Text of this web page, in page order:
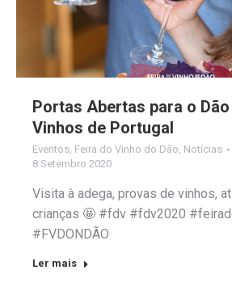
Portas Abertas para o
Vinhos de Portugal
Eventos Feira do Vinho do Dão Notícias
8 Setembro 2020
Visita à adega, provas de vinhos,
crianças 🤩 #fdv #fdv2020
#FVDONDÃO
Ler mais